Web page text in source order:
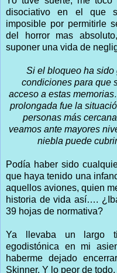
disociativo en el que
imposible por permitirle
del horror mas
suponer una vida de
Si el bloqueo ha sido
condiciones para que
acceso a estas
prolongada fue la
personas más
veamos ante mayores
niebla puede
Podía haber sido
que haya tenido una
aquellos aviones, quien
historia de vida así….
39 hojas de normativa?
Ya llevaba un largo
egodistónica en mi
haberme dejado
Skinner. Y lo peor de